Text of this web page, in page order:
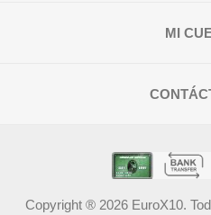
MI
Copyright ® 2026 EuroX10.